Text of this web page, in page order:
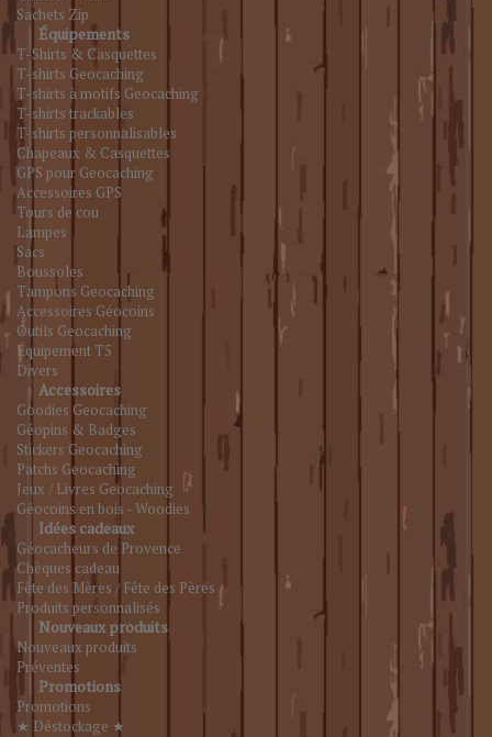
Sachets Zip
Équipements
T-Shirts & Casquettes
T-shirts Geocaching
T-shirts à motifs Geocaching
T-shirts trackables
T-shirts personnalisables
Chapeaux & Casquettes
GPS pour Geocaching
Accessoires GPS
Tours de cou
Lampes
Sacs
Boussoles
Tampons Geocaching
Accessoires Géocoins
Outils Geocaching
Équipement T5
Divers
Accessoires
Goodies Geocaching
Géopins & Badges
Stickers Geocaching
Patchs Geocaching
Jeux / Livres Geocaching
Géocoins en bois - Woodies
Idées cadeaux
Géocacheurs de Provence
Chèques cadeau
Fête des Mères / Fête des Pères
Produits personnalisés
Nouveaux produits
Nouveaux produits
Préventes
Promotions
Promotions
★ Déstockage ★